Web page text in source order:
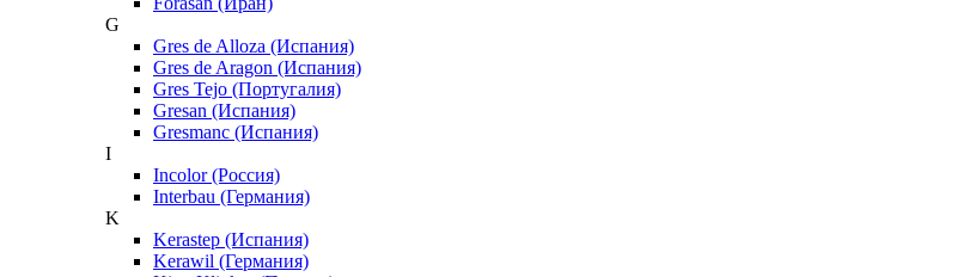
G
Gres de Alloza (Испания)
Gres de Aragon (Испания)
Gres Tejo (Португалия)
Gresan (Испания)
Gresmanc (Испания)
I
Incolor (Россия)
Interbau (Германия)
K
Kerastep (Испания)
Kerawil (Германия)